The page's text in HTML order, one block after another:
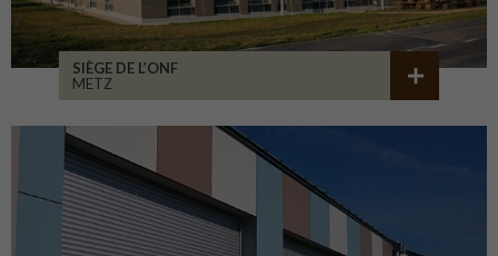
SIÈGE DE L’ONF
METZ